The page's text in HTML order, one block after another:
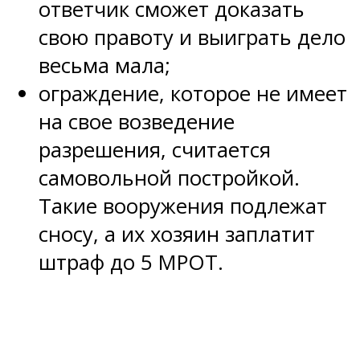
ответчик сможет доказать
свою правоту и выиграть дело
весьма мала;
ограждение, которое не имеет
на свое возведение
разрешения, считается
самовольной постройкой.
Такие вооружения подлежат
сносу, а их хозяин заплатит
штраф до 5 МРОТ.